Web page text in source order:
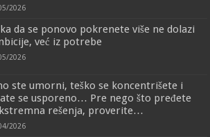
2026
da se ponovo pokrenete više ne dolazi
već iz potrebe
2026
ste umorni, teško se koncentrišete i
se usporeno… Pre nego što pređete
rešenja, proverite…
2026